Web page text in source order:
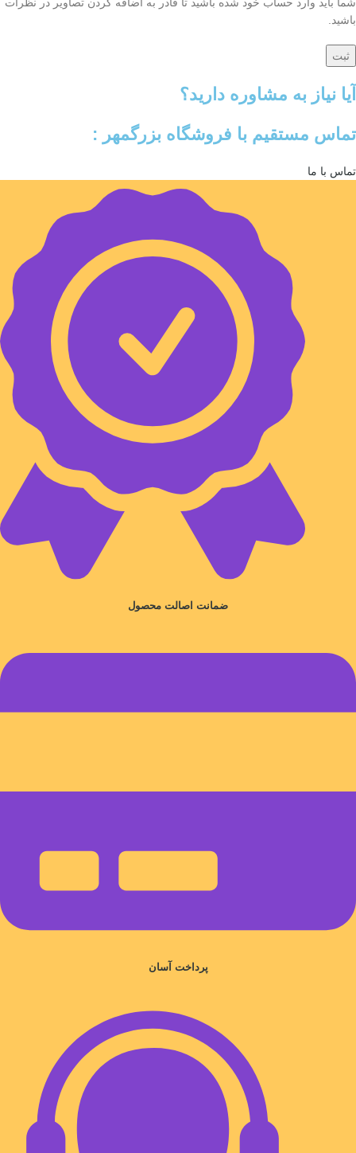
باشید.
آیا نیاز به مشاوره دارید؟
تماس مستقیم با فروشگاه بزرگمهر :
تماس با ما
ضمانت اصالت محصول
پرداخت آسان